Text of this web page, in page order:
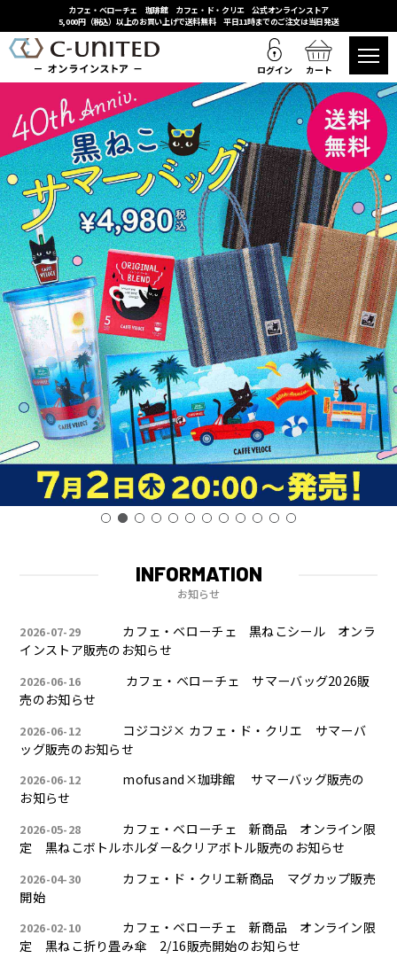
カフェ・ベローチェ 珈琲館 カフェ・ド・クリエ 公式オンラインストア
5,000円（税込）以上のお買い上げで送料無料 平日11時までのご注文は当日発送
ログイン カート
INFORMATION
お知らせ
2026-07-29
カフェ・ベローチェ 黒ねこシール オンラ
インストア販売のお知らせ
2026-06-16
カフェ・ベローチェ サマーバッグ2026販
売のお知らせ
2026-06-12
コジコジ× カフェ・ド・クリエ サマーバ
ッグ販売のお知らせ
2026-06-12
mofusand×珈琲館 サマーバッグ販売の
お知らせ
2026-05-28
カフェ・ベローチェ 新商品 オンライン限
定 黒ねこボトルホルダー&クリアボトル販売のお知らせ
2026-04-30
カフェ・ド・クリエ新商品 マグカップ販売
開始
2026-02-10
カフェ・ベローチェ 新商品 オンライン限
定 黒ねこ折り畳み傘 2/16販売開始のお知らせ